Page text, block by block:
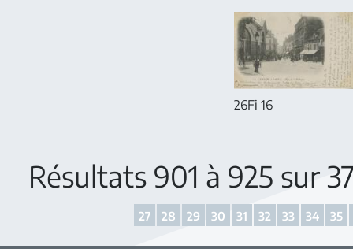
26Fi 16
Résultats 901 à 925 sur
27 28 29 30 31 32 33 34 35